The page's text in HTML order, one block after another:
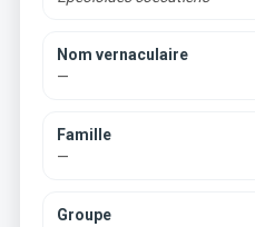
Nom vernaculaire
—
Famille
—
Groupe